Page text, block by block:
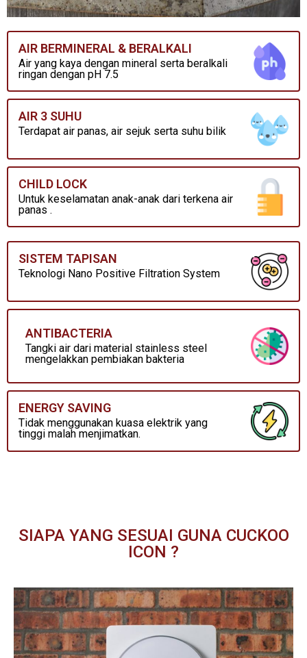
AIR BERMINERAL & BERALKALI
Air yang kaya dengan mineral serta beralkali
ringan dengan pH 7.5
AIR 3 SUHU
Terdapat air panas, air sejuk serta suhu bilik
CHILD LOCK
Untuk keselamatan anak-anak dari terkena air
panas .
SISTEM TAPISAN
Teknologi Nano Positive Filtration System
ANTIBACTERIA
Tangki air dari material stainless steel
mengelakkan pembiakan bakteria
ENERGY SAVING
Tidak menggunakan kuasa elektrik yang
tinggi malah menjimatkan.
SIAPA YANG SESUAI GUNA CUCKOO
ICON ?